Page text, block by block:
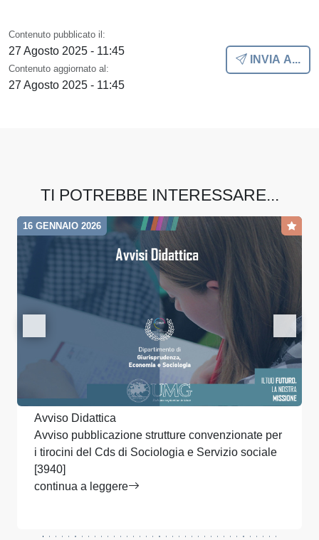
Contenuto pubblicato il:
27 Agosto 2025 - 11:45
Contenuto aggiornato al:
27 Agosto 2025 - 11:45
INVIA A...
TI POTREBBE INTERESSARE...
16 GENNAIO 2026
Avviso Didattica
Avviso pubblicazione strutture convenzionate per
i tirocini del Cds di Sociologia e Servizio sociale
[3940]
continua a leggere